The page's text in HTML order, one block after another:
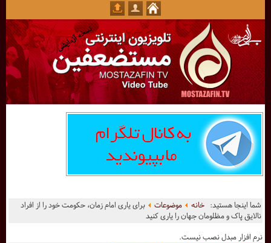
شما اینجا هستید:خانه موضوعات
برای یاری امام زمان، حکومت خود را از افراد
نالایق پاک و مظلومان جهان را یاری کنید
نرم افزار مبدل نصب نیست.